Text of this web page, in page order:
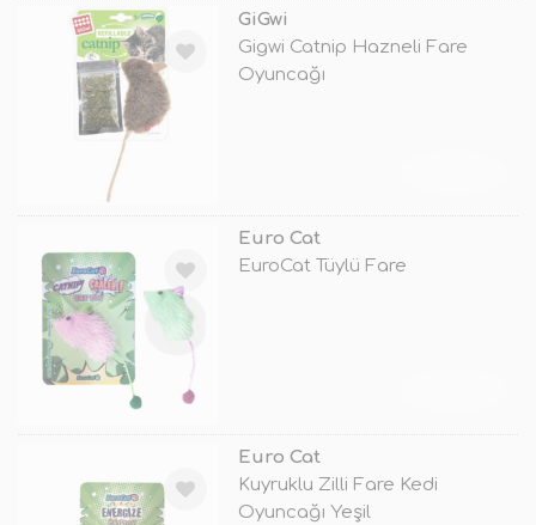
GiGwi
Gigwi Catnip Hazneli Fare
Oyuncağı
Euro Cat
EuroCat Tüylü Fare
Euro Cat
Kuyruklu Zilli Fare Kedi
Oyuncağı Yeşil